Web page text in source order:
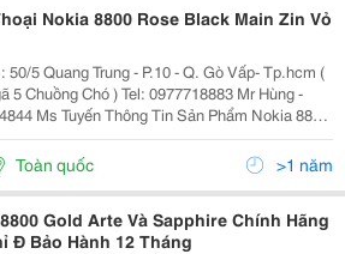
Nokia 8800 Rose Black Main Zin Vỏ
50/5 Quang Trung - P.10 - Q. Gò Vấp- Tp.hcm (
5 Chuồng Chó ) Tel: 0977718883 Mr Hùng -
Thông Tin Sản Phẩm Nokia 8800
: *Lưu Ý : =≫ Tình Trạng Máy Main A Zin
Cáp Mã Kim Độ Bền Ca
Toàn quốc >1 năm
Gold Arte Và Sapphire Chính Hãng
Đ Bảo Hành 12 Tháng